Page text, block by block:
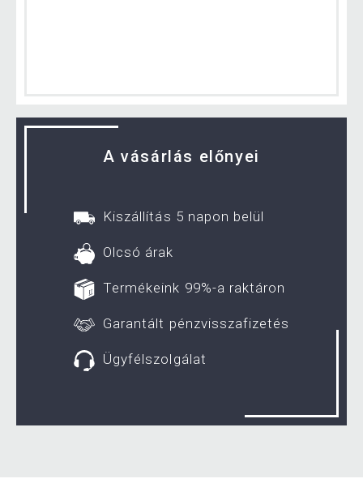
A vásárlás előnyei
Kiszállítás 5 napon belül
Olcsó árak
Termékeink 99%-a raktáron
Garantált pénzvisszafizetés
Ügyfélszolgálat